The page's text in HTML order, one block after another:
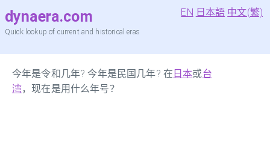
dynaera.com
Quick lookup of current and historical eras
EN 日本語 中文(繁)
今年是令和几年? 今年是民国几年? 在 日本或台
湾，现在是用什么年号？